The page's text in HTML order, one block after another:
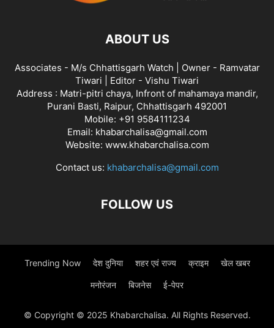
ABOUT US
Associates - M/s Chhattisgarh Watch | Owner - Ramvatar
Tiwari | Editor - Vishu Tiwari
Address : Matri-pitri chaya, Infront of mahamaya mandir,
Purani Basti, Raipur, Chhattisgarh 492001
Mobile: +91 9584111234
Email: khabarchalisa@gmail.com
Website: www.khabarchalisa.com
Contact us: khabarchalisa@gmail.com
FOLLOW US
Trending Now देश दुनिया शहर एवं राज्य क्राइम खेल खबर
मनोरंजन बिजनेस ई-पेपर
© Copyright © 2025 Khabarchalisa. All Rights Reserved.